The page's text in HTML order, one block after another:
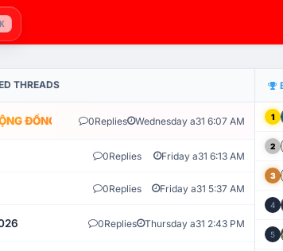
THREADS
ĐỒNG VLIKE.VN: HỆ THỐNG GIÁM SÁT TỰ
0Replies Wednesday a31 6:07 AM
0Replies Friday a31 6:13 AM
0Replies Friday a31 5:37 AM
0Replies Thursday a31 2:43 PM
1
2
3
4
5